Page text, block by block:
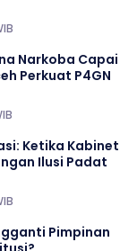
Narkoba Capai
Perkuat P4GN
Ketika Kabinet
Ilusi Padat
Pimpinan